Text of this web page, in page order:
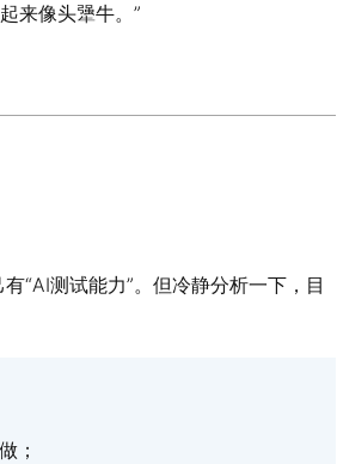
来像头犟牛。”
“AI测试能力”。但冷静分析一下，目
；